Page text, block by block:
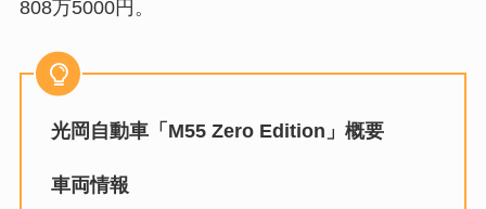
808万5000円。
光岡自動車「M55 Zero Edition」概要
車両情報